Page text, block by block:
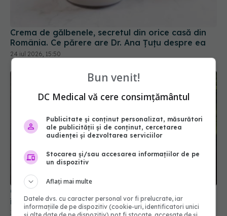
Crema de gălbenele, secretul din orice casă din
Oregano, planta simplă care reduce stresul,
întărește imunitatea și luptă cu infecțiile
30 noi 2025, 09:30
Bun venit!
DC Medical vă cere consimțământul
Publicitate și conținut personalizat, măsurători
ale publicității și de conținut, cercetarea
audienței și dezvoltarea serviciilor
Stocarea și/sau accesarea informațiilor de pe
un dispozitiv
Aflați mai multe
Datele dvs. cu caracter personal vor fi prelucrate, iar
informațiile de pe dispozitiv (cookie-uri, identificatori unici